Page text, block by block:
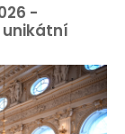
-
unikátní